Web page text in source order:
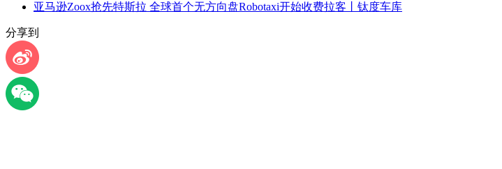
亚马逊Zoox抢先特斯拉 全球首个无方向盘Robotaxi开始收费拉客丨钛度车库
分享到